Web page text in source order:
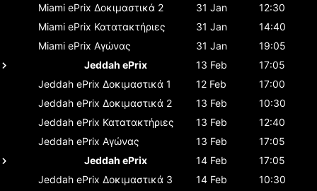
Miami ePrix Δοκιμαστικά 2 31 Jan
12:30
Miami ePrix Κατατακτήριες 31 Jan
14:40
Miami ePrix Αγώνας 31 Jan
19:05
Jeddah ePrix
13 Feb
17:05
Jeddah ePrix Δοκιμαστικά 1 12 Feb
17:00
Jeddah ePrix Δοκιμαστικά 2 13 Feb
10:30
Jeddah ePrix Κατατακτήριες 13 Feb
12:40
Jeddah ePrix Αγώνας 13 Feb
17:05
Jeddah ePrix
14 Feb
17:05
Jeddah ePrix Δοκιμαστικά 3 14 Feb
10:30